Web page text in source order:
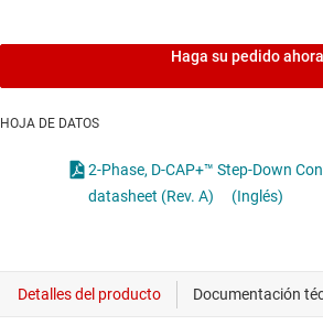
Haga su pedido ahora
HOJA DE DATOS
2-Phase, D-CAP+™ Step-Down
datasheet (Rev. A)
(Inglés)